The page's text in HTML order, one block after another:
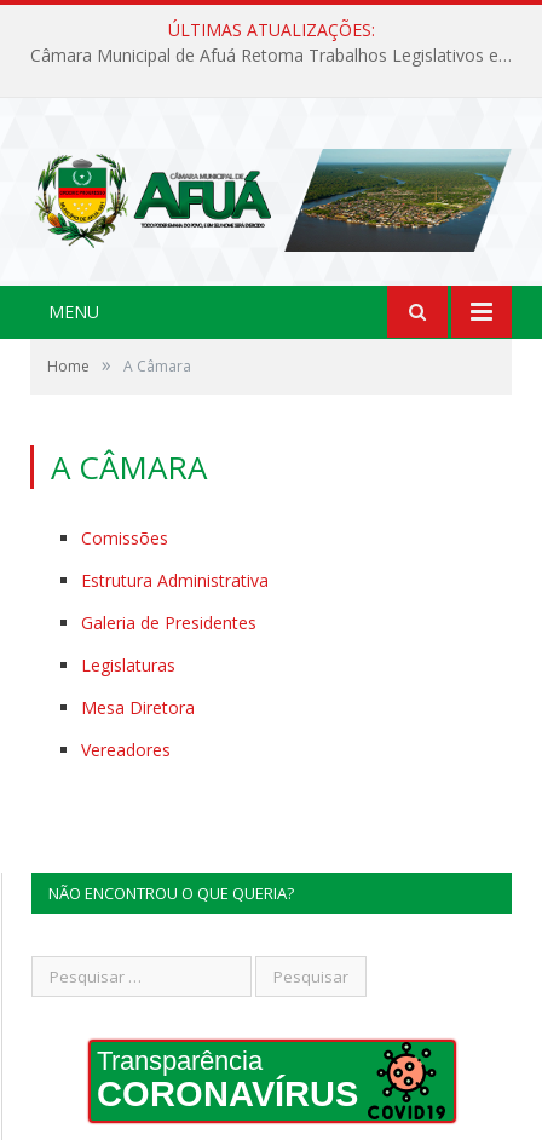
ÚLTIMAS ATUALIZAÇÕES:
Câmara Municipal de Afuá Retoma Trabalhos Legislativos em Sessão Ordinária
MENU
Home » A Câmara
A CÂMARA
Comissões
Estrutura Administrativa
Galeria de Presidentes
Legislaturas
Mesa Diretora
Vereadores
NÃO ENCONTROU O QUE QUERIA?
Transparência
CORONAVÍRUS